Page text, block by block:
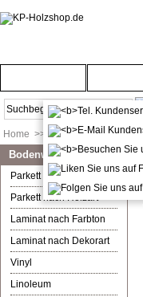
Home >> Bodenwelt >> Kork
Bodenwelt
Parkett nach Farbton
Parkett nach Holzart
Laminat nach Farbton
Laminat nach Dekorart
Vinyl
Linoleum